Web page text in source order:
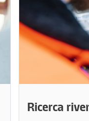
Ricerca